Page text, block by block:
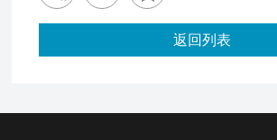
返回列表